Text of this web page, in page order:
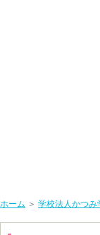
ホーム ＞ 学校法人かつ